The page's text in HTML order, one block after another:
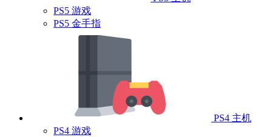
PS5 游戏
PS5 金手指
PS4 主机
PS4 游戏